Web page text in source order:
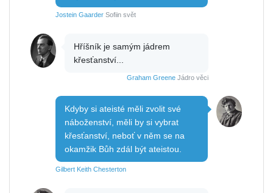
Jostein Gaarder Sofiin svět
Hříšník je samým jádrem
křesťanství...
Graham Greene Jádro věci
Kdyby si ateisté měli zvolit své
náboženství, měli by si vybrat
křesťanství, neboť v něm se na
okamžik Bůh zdál být ateistou.
Gilbert Keith Chesterton